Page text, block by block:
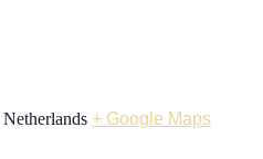
Netherlands + Google Maps